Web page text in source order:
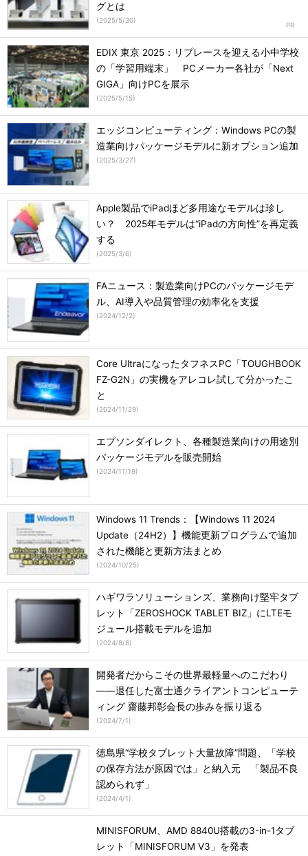
グとは
(2025/5/30)
EDIX 東京 2025：リプレースを迎える小中学校
の「学習用端末」 PCメーカー各社が「Next
GIGA」向けPCを展示
(2025/5/15)
エッジコンピューティング：Windows PCの製
造業向けパッケージモデルに新オプション追加
(2025/3/27)
Apple製品でiPadほど多用途なモデルは珍し
い？ 2025年モデルは“iPadの方向性”を再定義
する
(2025/3/6)
FAニュース：製造業向けPCのパッケージモデ
ル、AI導入や品質管理の効率化を支援
(2024/12/2)
Core UltraになったタフネスPC「TOUGHBOOK
FZ-G2N」の実機をアレコレ試して分かったこ
と
(2024/11/29)
エプソンダイレクト、各種製造業向けの用途別
パッケージモデルを販売開始
(2024/11/19)
Windows 11 Trends：【Windows 11 2024
Update（24H2）】機能更新プログラムで追加
された機能と更新方法まとめ
(2024/10/25)
ハギワラソリューションズ、業務向け堅牢タブ
レット「ZEROSHOCK TABLET BIZ」にLTEモ
ジュール搭載モデルを追加
(2024/8/8)
開発者だからこその世界最軽量へのこだわり
――退任した富士通クライアントコンピューテ
ィング 齋藤邦彰会長の歩みを振り返る
(2024/7/1)
徳島県“学校タブレット大量故障”問題、「学校
の保存方法が原因では」と納入元 「製品不良
認められず」
(2024/4/1)
MINISFORUM、AMD 8840U搭載の3-in-1タブ
レット「MINISFORUM V3」を発表